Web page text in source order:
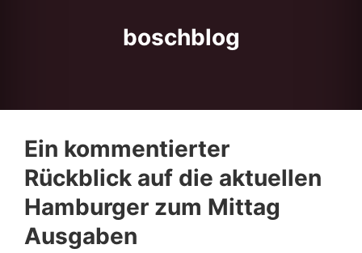
boschblog
Ein kommentierter
Rückblick auf die aktuellen
Hamburger zum Mittag
Ausgaben